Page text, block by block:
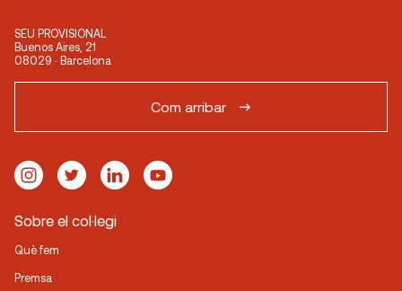
SEU PROVISIONAL
Buenos Aires, 21
08029 · Barcelona
Com arribar
Sobre el col·legi
Què fem
Premsa